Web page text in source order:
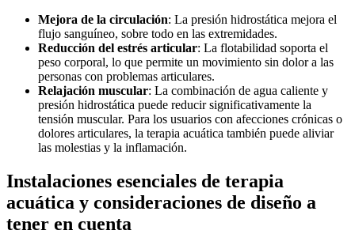
Mejora de la circulación: La presión hidrostática mejora el
flujo sanguíneo, sobre todo en las extremidades.
Reducción del estrés articular: La flotabilidad soporta el
peso corporal, lo que permite un movimiento sin dolor a las
personas con problemas articulares.
Relajación muscular: La combinación de agua caliente y
presión hidrostática puede reducir significativamente la
tensión muscular. Para los usuarios con afecciones crónicas o
dolores articulares, la terapia acuática también puede aliviar
las molestias y la inflamación.
Instalaciones esenciales de terapia
acuática y consideraciones de diseño a
tener en cuenta